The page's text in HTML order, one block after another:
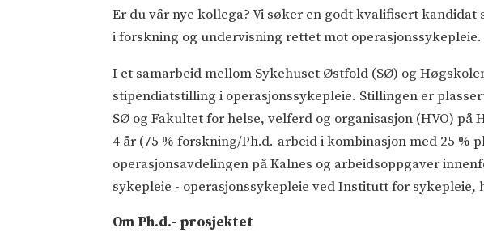
Er du vår nye kollega? Vi søker en godt kvalifisert
i forskning og undervisning rettet mot operasjonssykepleie.
I et samarbeid mellom Sykehuset Østfold (SØ) og
stipendiatstilling i operasjonssykepleie. Stillingen er
SØ og Fakultet for helse, velferd og organisasjon (HVO)
4 år (75 % forskning/Ph.d.-arbeid i kombinasjon med 25
operasjonsavdelingen på Kalnes og arbeidsoppgaver
sykepleie - operasjonssykepleie ved Institutt for sykepleie,
Om Ph.d.- prosjektet